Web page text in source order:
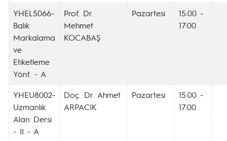
YHEL5066-
Balık
Markalama
ve
Etiketleme
Yönt. - A
Prof. Dr.
Mehmet
KOCABAŞ
Pazartesi
15:00 -
17:00
YHEU8002-
Uzmanlık
Alan Dersi
- II - A
Doç. Dr. Ahmet
ARPACIK
Pazartesi
15:00 -
17:00